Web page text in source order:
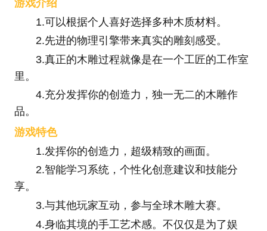
游戏介绍
1.可以根据个人喜好选择多种木质材料。
2.先进的物理引擎带来真实的雕刻感受。
3.真正的木雕过程就像是在一个工匠的工作室
里。
4.充分发挥你的创造力，独一无二的木雕作
品。
游戏特色
1.发挥你的创造力，超级精致的画面。
2.智能学习系统，个性化创意建议和技能分
享。
3.与其他玩家互动，参与全球木雕大赛。
4.身临其境的手工艺术感。不仅仅是为了娱